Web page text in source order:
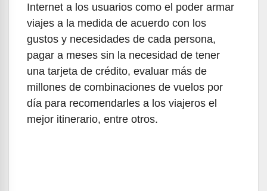
Internet a los usuarios como el poder armar
viajes a la medida de acuerdo con los
gustos y necesidades de cada persona,
pagar a meses sin la necesidad de tener
una tarjeta de crédito, evaluar más de
millones de combinaciones de vuelos por
día para recomendarles a los viajeros el
mejor itinerario, entre otros.